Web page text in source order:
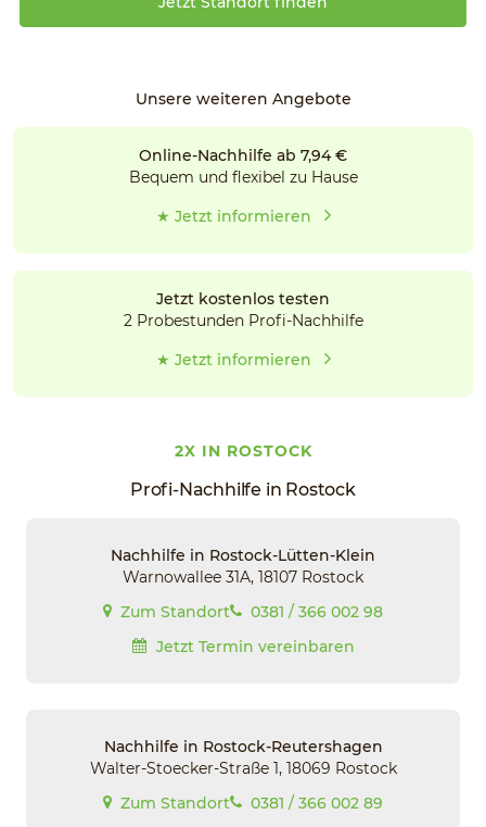
Unsere weiteren Angebote
Online-Nachhilfe ab 7,94 €
Bequem und flexibel zu Hause
★ Jetzt informieren
Jetzt kostenlos testen
2 Probestunden Profi-Nachhilfe
★ Jetzt informieren
2X IN ROSTOCK
Profi-Nachhilfe in Rostock
Nachhilfe in Rostock-Lütten-Klein
Warnowallee 31A, 18107 Rostock
Zum Standort
0381 / 366 002 98
Jetzt Termin vereinbaren
Nachhilfe in Rostock-Reutershagen
Walter-Stoecker-Straße 1, 18069 Rostock
Zum Standort
0381 / 366 002 89